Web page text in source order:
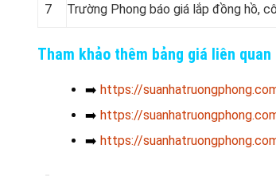
7 Trường Phong báo giá lắp đồng hồ,
Tham khảo thêm bảng giá liên
➡️ https://
➡️ https://
➡️ https://